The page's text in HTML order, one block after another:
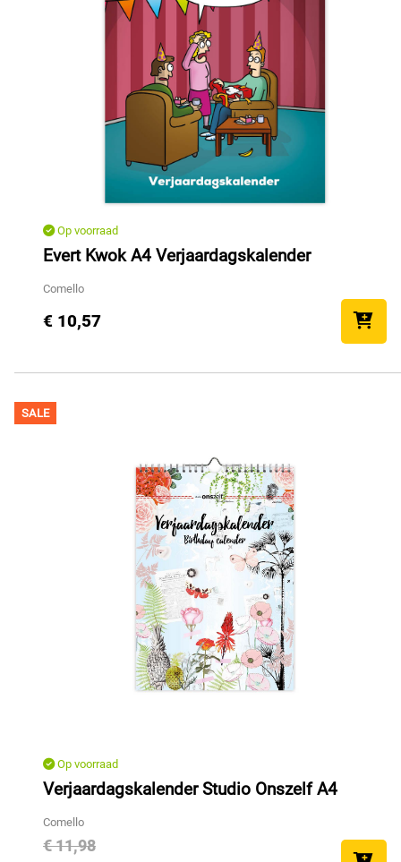
Op voorraad
Evert Kwok A4 Verjaardagskalender
Comello
€ 10,57
SALE
Op voorraad
Verjaardagskalender Studio Onszelf A4
Comello
€ 11,98